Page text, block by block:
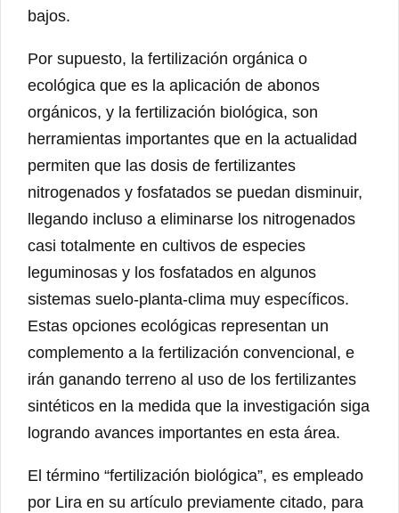
bajos.
Por supuesto, la fertilización orgánica o
ecológica que es la aplicación de abonos
orgánicos, y la fertilización biológica, son
herramientas importantes que en la actualidad
permiten que las dosis de fertilizantes
nitrogenados y fosfatados se puedan disminuir,
llegando incluso a eliminarse los nitrogenados
casi totalmente en cultivos de especies
leguminosas y los fosfatados en algunos
sistemas suelo-planta-clima muy específicos.
Estas opciones ecológicas representan un
complemento a la fertilización convencional, e
irán ganando terreno al uso de los fertilizantes
sintéticos en la medida que la investigación siga
logrando avances importantes en esta área.
El término “fertilización biológica”, es empleado
por Lira en su artículo previamente citado, para